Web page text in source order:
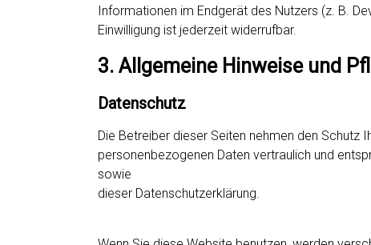
Informationen im Endgerät des Nutzers (z. B.
Einwilligung ist jederzeit widerrufbar.
3. Allgemeine Hinweise und
Datenschutz
Die Betreiber dieser Seiten nehmen den Schutz
personenbezogenen Daten vertraulich und
sowie
dieser Datenschutzerklärung.